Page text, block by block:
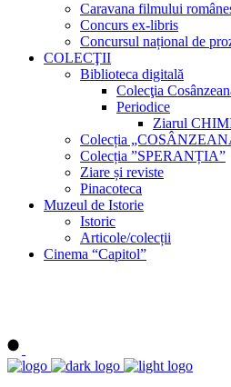
Caravana filmului
Concurs ex-libris
Concursul național de
COLECŢII
Biblioteca digitală
Colecţia
Periodice
Ziarul
Colecția
Colecția ”SPERANȚIA”
Ziare și reviste
Pinacoteca
Muzeul de Istorie
Istoric
Articole/colecții
Cinema “Capitol”